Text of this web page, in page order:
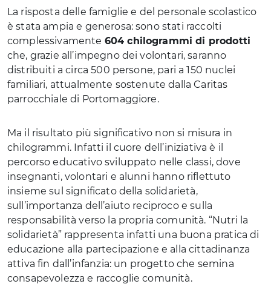
La risposta delle famiglie e del personale scolastico
è stata ampia e generosa: sono stati raccolti
complessivamente 604 chilogrammi di prodotti
che, grazie all’impegno dei volontari, saranno
distribuiti a circa 500 persone, pari a 150 nuclei
familiari, attualmente sostenute dalla Caritas
parrocchiale di Portomaggiore.
Ma il risultato più significativo non si misura in
chilogrammi. Infatti il cuore dell’iniziativa è il
percorso educativo sviluppato nelle classi, dove
insegnanti, volontari e alunni hanno riflettuto
insieme sul significato della solidarietà,
sull’importanza dell’aiuto reciproco e sulla
responsabilità verso la propria comunità. “Nutri la
solidarietà” rappresenta infatti una buona pratica di
educazione alla partecipazione e alla cittadinanza
attiva fin dall’infanzia: un progetto che semina
consapevolezza e raccoglie comunità.